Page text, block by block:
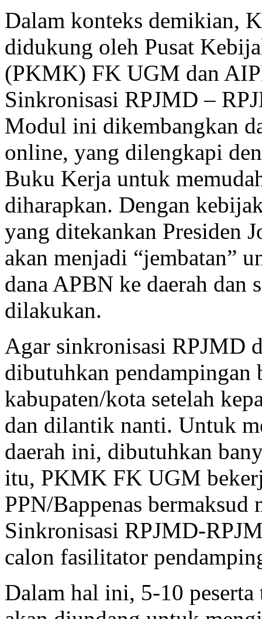
Dalam konteks demikian,
didukung oleh Pusat
(PKMK) FK UGM dan
Sinkronisasi RPJMD –
Modul ini dikembangkan
online, yang dilengkapi
Buku Kerja untuk
diharapkan. Dengan
yang ditekankan Presiden
akan menjadi “jembatan”
dana APBN ke daerah dan
dilakukan.
Agar sinkronisasi RPJMD
dibutuhkan
kabupaten/kota setelah
dan dilantik nanti. Untuk
daerah ini, dibutuhkan
itu, PKMK FK UGM
PPN/Bappenas bermaksud
Sinkronisasi RPJMD-
calon fasilitator
Dalam hal ini, 5-10
Waktu Agenda
Jum’at, 18
(09.30 – 11.00 WIB)
Pembukaan
RPJMN 2015-2019 dan
kaitannya dengan kebijakan
Sub Bidang Kesehatan
PKMK
19 – 24 November Belajar mandiri